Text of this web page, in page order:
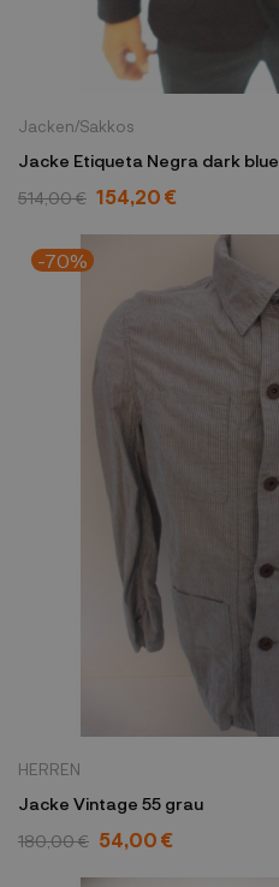
Jacken/Sakkos
Jacke Etiqueta Negra dark blue
514,00 € 154,20 €
-70%
HERREN
Jacke Vintage 55 grau
180,00 € 54,00 €